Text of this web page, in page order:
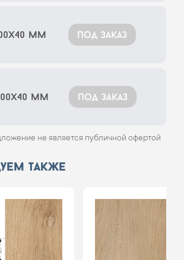
мм под заказ
мм под заказ
не является публичной офертой
также